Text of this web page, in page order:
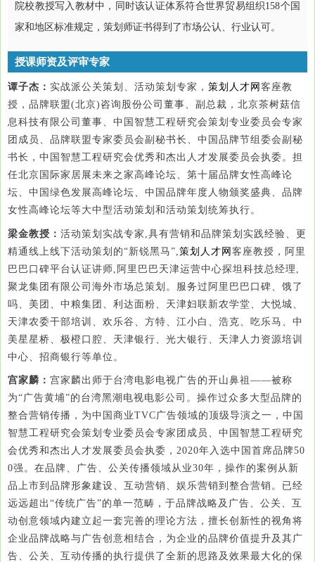
院校教授写入教材中，同时该认证体系符合世界贸易组织158个国
家和地区标准规定，策划师证书得到了市场公认、行业认可。
授课师资及评审专家
谭子杰： 实战派公关策划、活动策划专家， 策划人才网 客座教
授，品牌联盟(北京)咨询股份公司董事、副总裁，北京茶树菇信
息科技有限公司董事、中国智慧工程研究会策划专业委员会专家
团成员、品牌联盟专家委员会副秘书长、中国品牌节组委会副秘
书长，中国智慧工程研究会优秀和杰出人才发展委员会执委。担
任北京国际家居展未来之家高峰论坛、第十届品牌女性高峰论
坛、中国绿色发展高峰论坛、中国品牌年度人物颁奖盛典、品牌
女性高峰论坛等大中型活动策划和活动策划统筹执行。
梁金教授： 活动策划实战专家,具有营销和品牌策划实践经验、更
精通线上线下活动策划的“新锐黑马”, 策划人才网客座教授，阿里
巴巴口碑平台认证讲师,阿里巴巴天津运营中心探坦科技总经理,
聚龙集团有限公司海外市场总策划。服务过阿里巴巴口碑、饿了
吗、美团、中粮集团、利达面粉、天津妇联新农学堂、大悦城、
天津农委干部培训、欢乐谷、方特、江小白、浩克、吃乐马、中
美星星桥、极橙口腔、天津银行、光大银行、天津人力资源培训
中心、招商银行等单位。
宫家麟： 宫家麟出师于台湾电影电视广告的开山鼻祖——被称
为“广告黄埔”的台湾黑潮电视电影公司。操作过众多大型品牌的
整合营销传播，为中国商业TVC广告领域的顶级导演之一，中国
智慧工程研究会策划专业委员会专家团成员、中国智慧工程研究
会优秀和杰出人才发展委员会执委，2020年入选中国首席品牌50
0强 。在品牌、广告、公关传播领域从业30年，操作的案例从新
品上市到品牌形象建设、互动营销、娱乐营销到整合营销。已经
远远超出“传统广告”的单一范畴，于品牌战略及广告、公关、互
动创意领域内建立起一套完善的理论方法，擅长创新性的视角将
企业品牌战略与广告创意相结合，为企业的品牌价值提升及其广
告、公关、互动传播的执行提供了全新的思路及效果最大化的保